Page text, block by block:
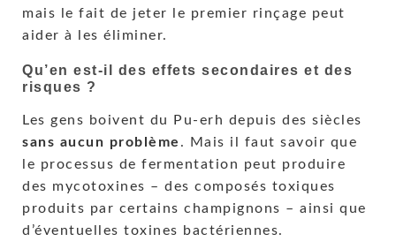
mais le fait de jeter le premier rinçage peut
aider à les éliminer.
Qu’en est-il des effets secondaires et des
risques ?
Les gens boivent du Pu-erh depuis des siècles
sans aucun problème . Mais il faut savoir que
le processus de fermentation peut produire
des mycotoxines – des composés toxiques
produits par certains champignons – ainsi que
d’éventuelles toxines bactériennes.